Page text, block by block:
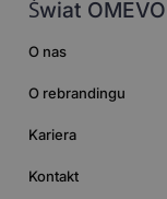
Świat OMEVO
O nas
O rebrandingu
Kariera
Kontakt